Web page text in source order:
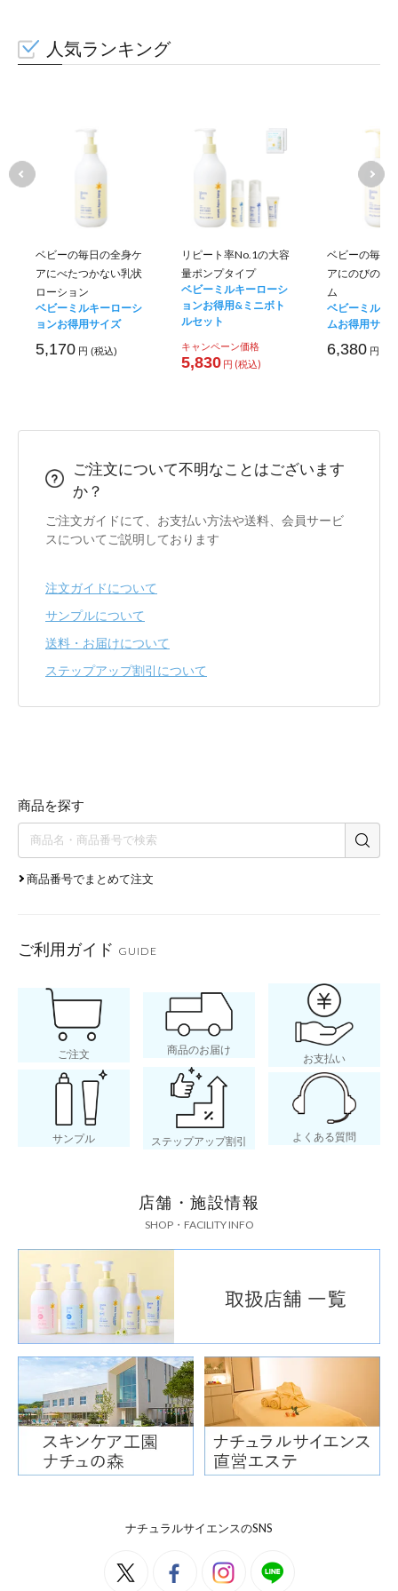
人気ランキング
ベビーの毎日の全身ケ
アにべたつかない乳状
ローション
ベビーミルキーローシ
ョンお得用サイズ
5,170 円 (税込)
リピート率No.1の大容
量ポンプタイプ
ベビーミルキーローシ
ョンお得用&ミニボト
ルセット
キャンペーン価格
5,830 円 (税込)
ベビーの毎日
アにのびのい
ム
ベビーミルキ
ムお得用サイ
6,380 円 (税
ご注文について不明なことはございます
か？
ご注文ガイドにて、お支払い方法や送料、会員サービ
スについてご説明しております
注文ガイドについて
サンプルについて
送料・お届けについて
ステップアップ割引について
商品を探す
商品番号でまとめて注文
ご利用ガイド GUIDE
ご注文 商品のお届け
お支払い
サンプル ステップアップ割引 よくある質問
店舗・施設情報
SHOP・FACILITY INFO
ナチュラルサイエンスのSNS